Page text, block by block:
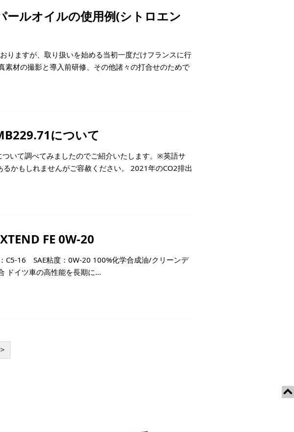
ルオイルの使用例(シトロエン
りますが、取り扱いを始める当初一度だけフランスに行
素材の撮影と導入前研修、その他諸々の打合せのためで
について
いて調べてみましたのでご紹介いたします。※英語サ
かもしれませんがご容赦ください。 2021年のCO2排出
FE 0W-20
：C5-16 SAE粘度：0W-20 100%化学合成油/クリーンデ
ドイツ車の高性能を長期に…
次
>